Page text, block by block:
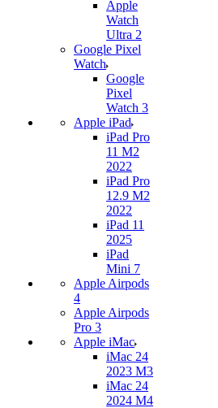
Apple
Watch
Ultra 2
Google Pixel
Watch
Google
Pixel
Watch 3
Apple iPad
iPad Pro
11 M2
2022
iPad Pro
12.9 M2
2022
iPad 11
2025
iPad
Mini 7
Apple Airpods
4
Apple Airpods
Pro 3
Apple iMac
iMac 24
2023 M3
iMac 24
2024 M4